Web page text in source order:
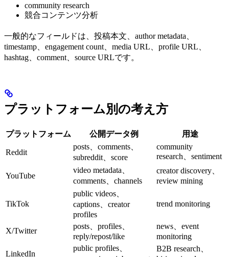
community research
競合コンテンツ分析
一般的なフィールドは、投稿本文、author metadata、
timestamp、engagement count、media URL、profile URL、
hashtag、comment、source URLです。
プラットフォーム別の考え方
プラットフォーム 公開データ例 用途
Reddit
posts、comments、
subreddit、score
community
research、sentiment
YouTube
video metadata、
comments、channels
creator discovery、
review mining
TikTok
public videos、
captions、creator
profiles
trend monitoring
X/Twitter
posts、profiles、
reply/repost/like
news、event
monitoring
LinkedIn
public profiles、
B2B research、